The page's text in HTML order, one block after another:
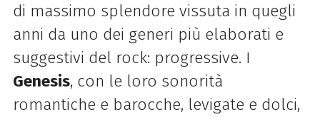
di massimo splendore vissuta in quegli
anni da uno dei generi più elaborati e
suggestivi del rock: progressive. I
Genesis, con le loro sonorità
romantiche e barocche, levigate e dolci,